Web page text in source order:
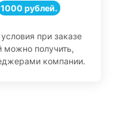
1000 рублей.
при заказе
можно получить,
компании.